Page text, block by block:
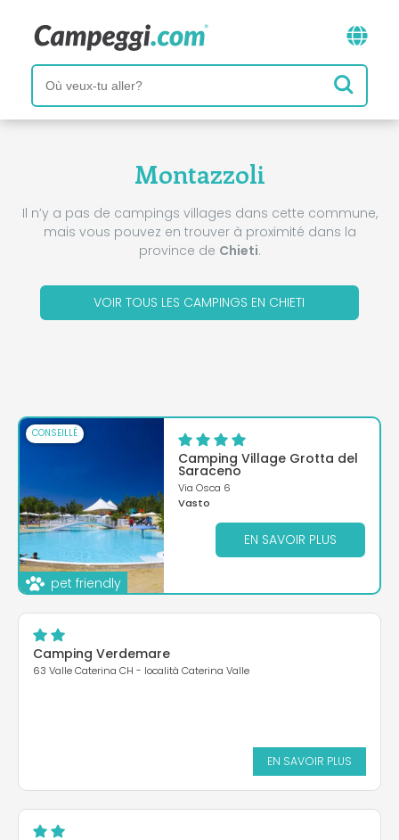
Montazzoli
Il n’y a pas de campings villages dans cette commune,
mais vous pouvez en trouver à proximité dans la
province de Chieti.
VOIR TOUS LES CAMPINGS EN CHIETI
CONSEILLÉ
pet friendly
Camping Village Grotta del
Saraceno
Via Osca 6
Vasto
EN SAVOIR PLUS
Camping Verdemare
63 Valle Caterina CH - località Caterina Valle
EN SAVOIR PLUS